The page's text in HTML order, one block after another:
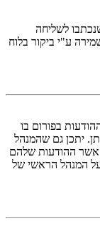
לשליחה
ע"י ביקור בלוח
בפורום בו
יתכן גם שהמנהל
ההודעות שלהם
המנהל הראשי של